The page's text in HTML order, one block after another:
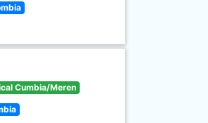
Cumbia/Meren